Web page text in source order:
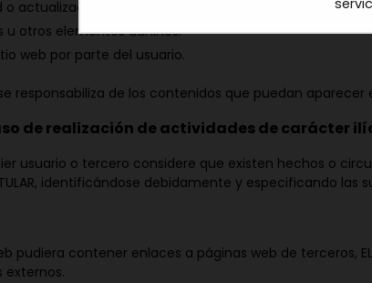
actualización de los contenidos.
u otros elementos dañinos.
web por parte del usuario.
se responsabiliza de los contenidos que puedan
de realización de actividades de carácter
usuario o tercero considere que existen hechos o
identificándose debidamente y especificando las
pudiera contener enlaces a páginas web de terceros,
externos.